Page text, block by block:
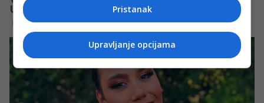
Pristanak
Upravljanje opcijama